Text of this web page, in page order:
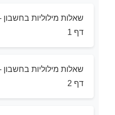
שאלות מילוליות
דף 1
שאלות מילוליות
דף 2